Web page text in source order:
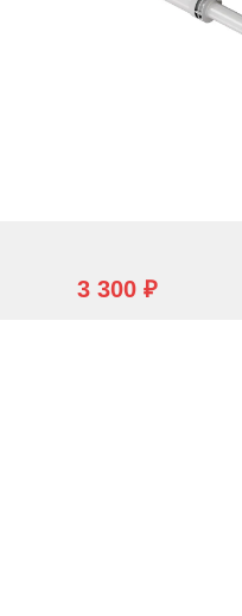
3 300 ₽